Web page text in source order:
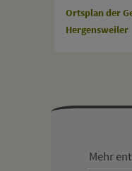
Ortsplan der
Hergensweiler
Mehr